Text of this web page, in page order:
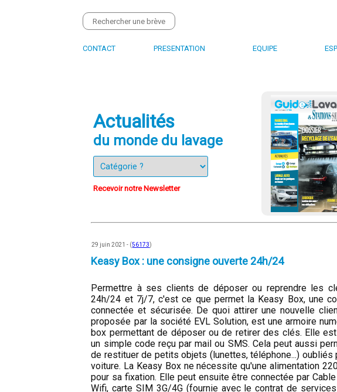
CONTACT PRESENTATION EQUIPE
Actualités
du monde du lavage
Recevoir notre Newsletter
29 juin 2021 - (56173)
Keasy Box : une consigne ouverte 24h/24
Permettre à ses clients de déposer ou reprendre les
24h/24 et 7j/7, c'est ce que permet la Keasy Box, une
connectée et sécurisée. De quoi attirer une nouvelle
proposée par la société EVL Solution, est une armoire
box permettant de déposer ou de retirer des clés. Elle
un simple code reçu par mail ou SMS. Cela peut aussi
de restituer de petits objets (lunettes, téléphone...) oubliés
voiture. La Keasy Box ne nécessite qu'une alimentation
pour sa fixation. Elle peut ensuite être connectée par
Wifi, carte SIM 3G/4G (fournie avec le contrat de